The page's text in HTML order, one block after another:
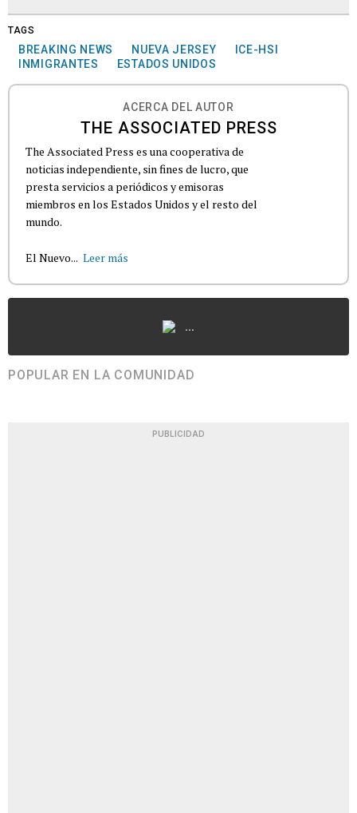
TAGS
BREAKING NEWS NUEVA JERSEY
ICE-HSI
INMIGRANTES
ESTADOS UNIDOS
ACERCA DEL AUTOR
THE ASSOCIATED PRESS
The Associated Press es una cooperativa de
noticias independiente, sin fines de lucro, que
presta servicios a periódicos y emisoras
miembros en los Estados Unidos y el resto del
mundo.
El Nuevo... Leer más
...
POPULAR EN LA COMUNIDAD
PUBLICIDAD